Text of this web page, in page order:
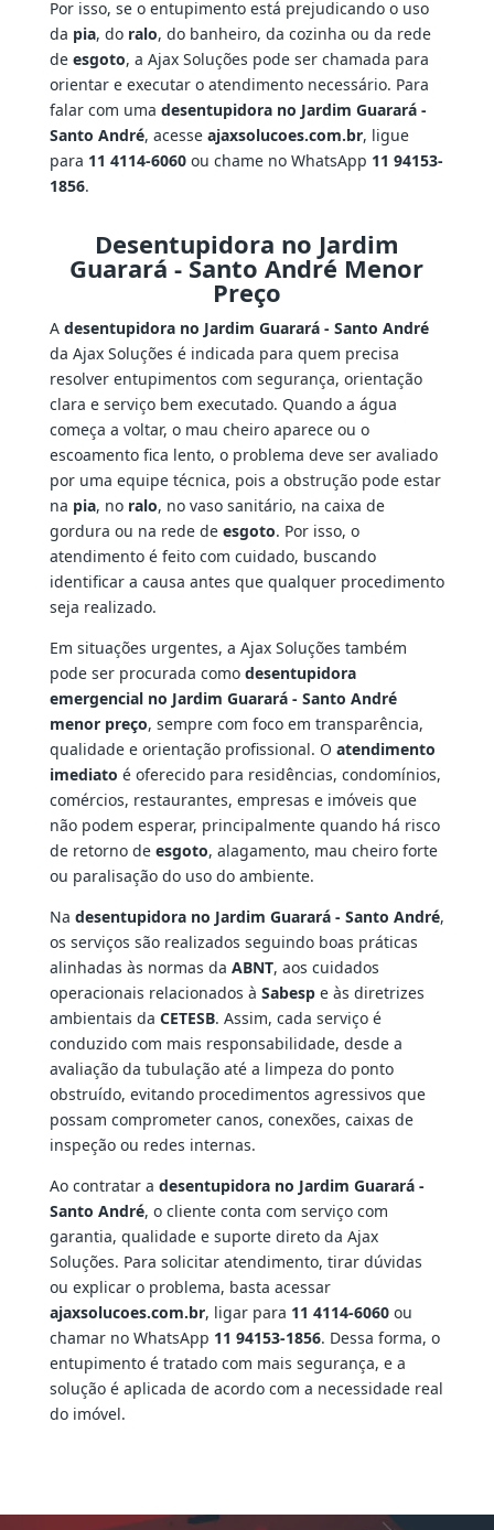
Por isso, se o entupimento está prejudicando o uso
da pia, do ralo, do banheiro, da cozinha ou da rede
de esgoto, a Ajax Soluções pode ser chamada para
orientar e executar o atendimento necessário. Para
falar com uma desentupidora no Jardim Guarará -
Santo André, acesse ajaxsolucoes.com.br, ligue
para 11 4114-6060ou chame no WhatsApp 11 94153-
1856.
Desentupidora no Jardim
Guarará - Santo André Menor
Preço
A desentupidora no Jardim Guarará - Santo André
da Ajax Soluções é indicada para quem precisa
resolver entupimentos com segurança, orientação
clara e serviço bem executado. Quando a água
começa a voltar, o mau cheiro aparece ou o
escoamento fica lento, o problema deve ser avaliado
por uma equipe técnica, pois a obstrução pode estar
na pia, no ralo, no vaso sanitário, na caixa de
gordura ou na rede de esgoto. Por isso, o
atendimento é feito com cuidado, buscando
identificar a causa antes que qualquer procedimento
seja realizado.
Em situações urgentes, a Ajax Soluções também
pode ser procurada como desentupidora
emergencial no Jardim Guarará - Santo André
menor preço, sempre com foco em transparência,
qualidade e orientação profissional. O atendimento
imediato é oferecido para residências, condomínios,
comércios, restaurantes, empresas e imóveis que
não podem esperar, principalmente quando há risco
de retorno de esgoto, alagamento, mau cheiro forte
ou paralisação do uso do ambiente.
Na desentupidora no Jardim Guarará - Santo André,
os serviços são realizados seguindo boas práticas
alinhadas às normas da ABNT, aos cuidados
operacionais relacionados à Sabespe às diretrizes
ambientais da CETESB. Assim, cada serviço é
conduzido com mais responsabilidade, desde a
avaliação da tubulação até a limpeza do ponto
obstruído, evitando procedimentos agressivos que
possam comprometer canos, conexões, caixas de
inspeção ou redes internas.
Ao contratar a desentupidora no Jardim Guarará -
Santo André, o cliente conta com serviço com
garantia, qualidade e suporte direto da Ajax
Soluções. Para solicitar atendimento, tirar dúvidas
ou explicar o problema, basta acessar
ajaxsolucoes.com.br, ligar para 11 4114-6060ou
chamar no WhatsApp 11 94153-1856. Dessa forma, o
entupimento é tratado com mais segurança, e a
solução é aplicada de acordo com a necessidade real
do imóvel.